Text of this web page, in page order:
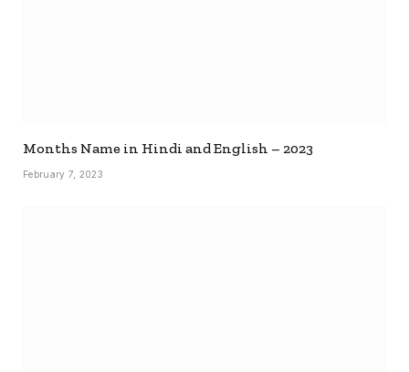
Months Name in Hindi and English – 2023
February 7, 2023